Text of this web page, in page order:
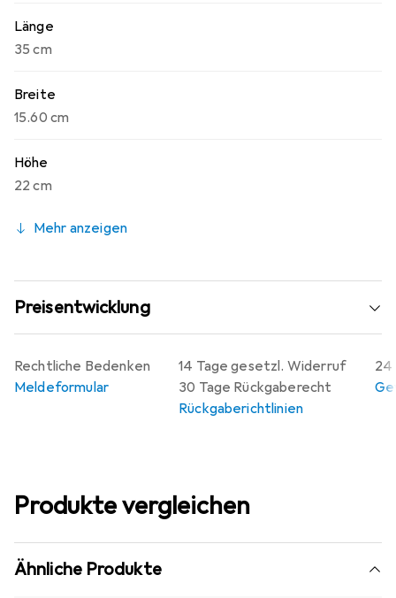
Länge
35 cm
Breite
15.60 cm
Höhe
22 cm
Mehr anzeigen
Preisentwicklung
14 Tage gesetzl. Widerruf
30 Tage Rückgaberecht
Rückgaberichtlinien
24
Rechtliche Bedenken
Meldeformular
Produkte vergleichen
Ähnliche Produkte